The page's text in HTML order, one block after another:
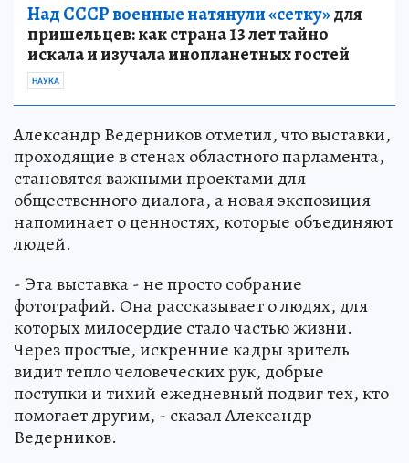
Над СССР военные натянули «сетку»для
пришельцев: как страна 13 лет тайно
искала и изучала инопланетных гостей
НАУКА
Александр Ведерников отметил, что выставки,
проходящие в стенах областного парламента,
становятся важными проектами для
общественного диалога, а новая экспозиция
напоминает о ценностях, которые объединяют
людей.
- Эта выставка - не просто собрание
фотографий. Она рассказывает о людях, для
которых милосердие стало частью жизни.
Через простые, искренние кадры зритель
видит тепло человеческих рук, добрые
поступки и тихий ежедневный подвиг тех, кто
помогает другим, - сказал Александр
Ведерников.